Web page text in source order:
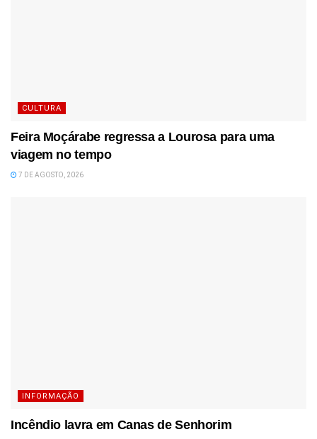
CULTURA
Feira Moçárabe regressa a Lourosa para uma
viagem no tempo
7 DE AGOSTO, 2026
INFORMAÇÃO
Incêndio lavra em Canas de Senhorim